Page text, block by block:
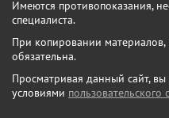
Имеются противопоказания,
специалиста.
При копировании материалов,
обязательна.
Просматривая данный сайт, вы
условиями пользовательского